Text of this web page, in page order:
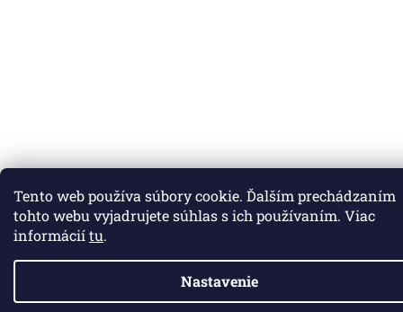
Tento web používa súbory cookie. Ďalším prechádzaním
tohto webu vyjadrujete súhlas s ich používaním. Viac
informáciítu.
Nastavenie